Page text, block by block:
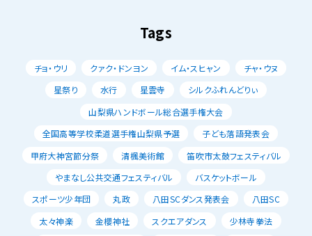
Tags
チョ・ウリ クァク・ドンヨン イム・スヒャン
チャ・ウヌ
星祭り
水行 星雲寺
シルクふれんどりぃ
山梨県ハンドボール総合選手権大会
全国高等学校柔道選手権山梨県予選
子ども落語発表会
甲府大神宮節分祭
清楓美術館
笛吹市太鼓フェスティバル
やまなし公共交通フェスティバル
バスケットボール
スポーツ少年団
丸政 八田SCダンス発表会
八田SC
太々神楽
金櫻神社 スクエアダンス
少林寺拳法